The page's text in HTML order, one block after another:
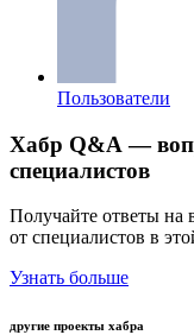
Пользователи
Хабр Q&A —
специалистов
Получайте ответы на
от специалистов в
Узнать больше
другие проекты хабра